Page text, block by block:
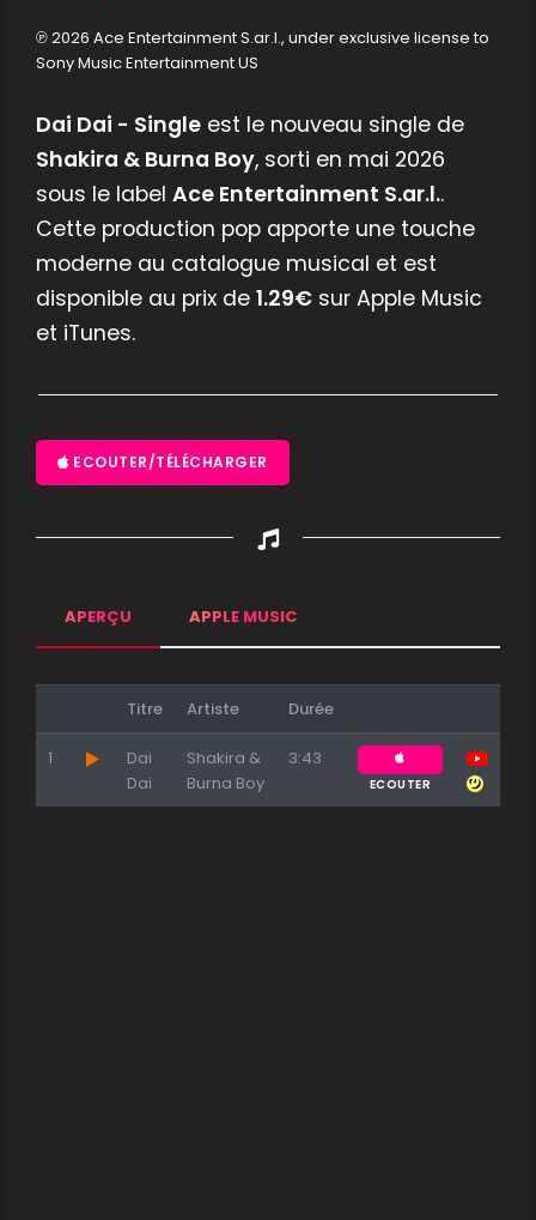
℗ 2026 Ace Entertainment S.ar.l., under exclusive license to
Sony Music Entertainment US
Dai Dai - Single est le nouveau single de
Shakira & Burna Boy, sorti en mai 2026
sous le label Ace Entertainment S.ar.l..
Cette production pop apporte une touche
moderne au catalogue musical et est
disponible au prix de 1.29€ sur Apple Music
et iTunes.
ECOUTER/TÉLÉCHARGER
APERÇU APPLE MUSIC
Titre Artiste Durée
1
Dai
Dai
Shakira &
Burna Boy
3:43
ECOUTER